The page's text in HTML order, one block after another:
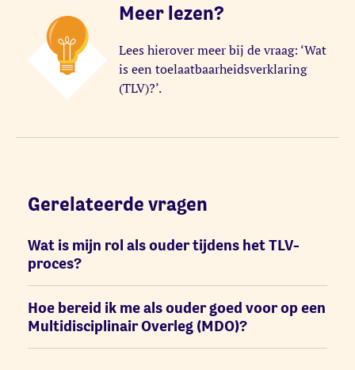
Meer lezen?
Lees hierover meer bij de vraag: ‘Wat
is een toelaatbaarheidsverklaring
(TLV)?’.
Gerelateerde vragen
Wat is mijn rol als ouder tijdens het TLV-
proces?
Hoe bereid ik me als ouder goed voor op een
Multidisciplinair Overleg (MDO)?